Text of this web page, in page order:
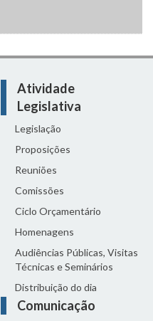
Atividade
Legislativa
Legislação
Proposições
Reuniões
Comissões
Ciclo Orçamentário
Homenagens
Audiências Públicas, Visitas
Técnicas e Seminários
Distribuição do dia
Comunicação